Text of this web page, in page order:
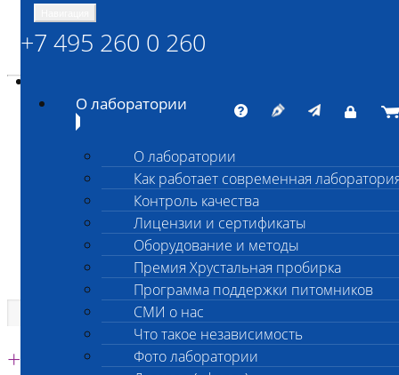
ШАНС БИО
Независимая ветеринарная лаборатория
Единая круглосуточная справочная
+7 495 260 0 260
+7 495 260 0 260
О лаборатории
О лаборатории
Как работает современная
Контроль качества
Лицензии и сертификаты
Оборудование и методы
Премия Хрустальная пробирка
Программа поддержки питомников
СМИ о нас
Что такое независимость
Фото лаборатории